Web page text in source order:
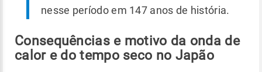
nesse período em 147 anos de história.
Consequências e motivo da onda de
calor e do tempo seco no Japão